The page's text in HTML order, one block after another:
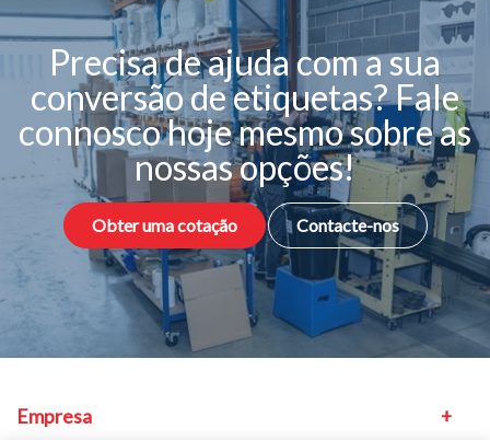
Precisa de ajuda com a sua
conversão de etiquetas? Fale
connosco hoje mesmo sobre as
nossas opções!
Obter uma cotação Contacte-nos
Empresa